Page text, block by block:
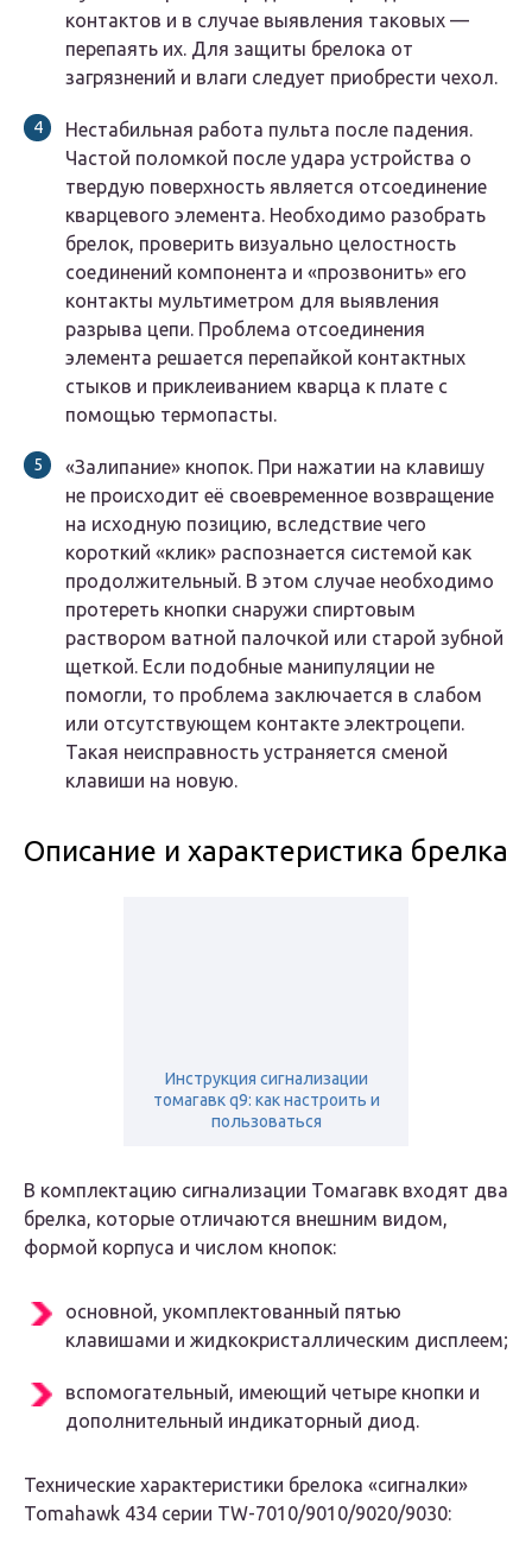
контактов и в случае выявления таковых —
перепаять их. Для защиты брелока от
загрязнений и влаги следует приобрести чехол.
Нестабильная работа пульта после падения.
Частой поломкой после удара устройства о
твердую поверхность является отсоединение
кварцевого элемента. Необходимо разобрать
брелок, проверить визуально целостность
соединений компонента и «прозвонить» его
контакты мультиметром для выявления
разрыва цепи. Проблема отсоединения
элемента решается перепайкой контактных
стыков и приклеиванием кварца к плате с
помощью термопасты.
«Залипание» кнопок. При нажатии на клавишу
не происходит её своевременное возвращение
на исходную позицию, вследствие чего
короткий «клик» распознается системой как
продолжительный. В этом случае необходимо
протереть кнопки снаружи спиртовым
раствором ватной палочкой или старой зубной
щеткой. Если подобные манипуляции не
помогли, то проблема заключается в слабом
или отсутствующем контакте электроцепи.
Такая неисправность устраняется сменой
клавиши на новую.
Описание и характеристика брелка
Инструкция сигнализации
томагавк q9: как настроить и
пользоваться
В комплектацию сигнализации Томагавк входят два
брелка, которые отличаются внешним видом,
формой корпуса и числом кнопок:
основной, укомплектованный пятью
клавишами и жидкокристаллическим дисплеем;
вспомогательный, имеющий четыре кнопки и
дополнительный индикаторный диод.
Технические характеристики брелока «сигналки»
Tomahawk 434 серии TW-7010/9010/9020/9030: